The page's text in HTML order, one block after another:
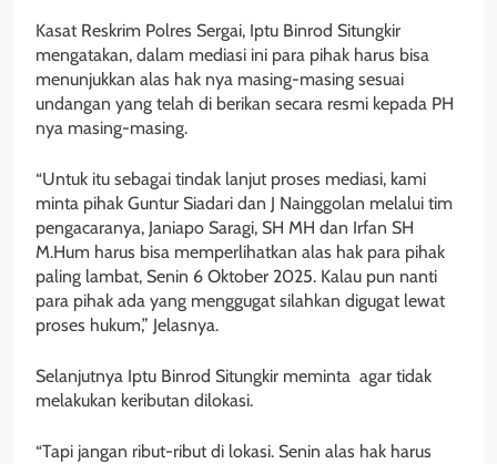
Kasat Reskrim Polres Sergai, Iptu Binrod Situngkir
mengatakan, dalam mediasi ini para pihak harus bisa
menunjukkan alas hak nya masing-masing sesuai
undangan yang telah di berikan secara resmi kepada PH
nya masing-masing.
“Untuk itu sebagai tindak lanjut proses mediasi, kami
minta pihak Guntur Siadari dan J Nainggolan melalui tim
pengacaranya, Janiapo Saragi, SH MH dan Irfan SH
M.Hum harus bisa memperlihatkan alas hak para pihak
paling lambat, Senin 6 Oktober 2025. Kalau pun nanti
para pihak ada yang menggugat silahkan digugat lewat
proses hukum,” Jelasnya.
Selanjutnya Iptu Binrod Situngkir meminta agar tidak
melakukan keributan dilokasi.
“Tapi jangan ribut-ribut di lokasi. Senin alas hak harus